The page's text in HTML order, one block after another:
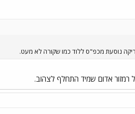
נוסעת מכפ"ס ללוד כמו שקורה לא מעט.
רמזור אדום שמיד התחלף לצהוב.